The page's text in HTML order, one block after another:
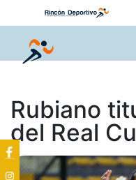
Rubiano
del Real